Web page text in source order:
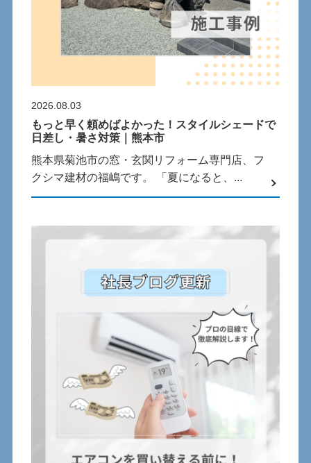
2026.08.03
もっと早く頼めばよかった！スタイルシェードで
日差し・暑さ対策｜熊本市
熊本県菊池市の窓・玄関リフォーム専門店、フ
クシマ建材の福嶋です。 「夏になると、...